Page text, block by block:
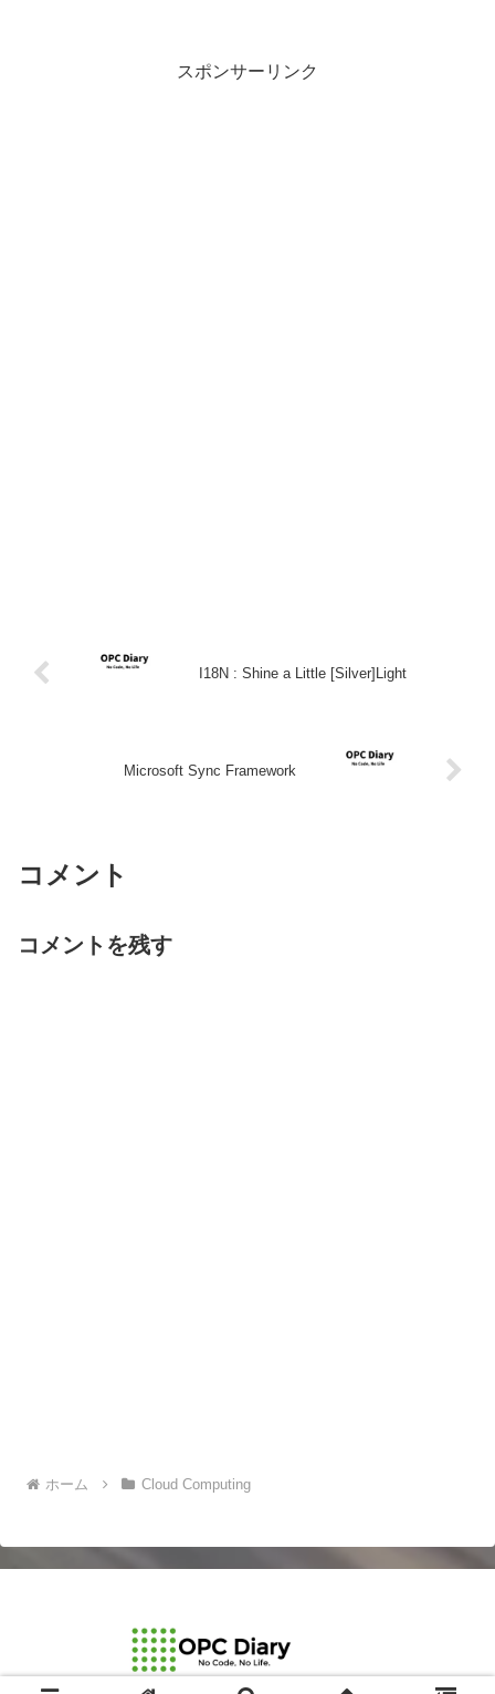
スポンサーリンク
I18N : Shine a Little [Silver]Light
Microsoft Sync Framework
コメント
コメントを残す
ホーム Cloud Computing